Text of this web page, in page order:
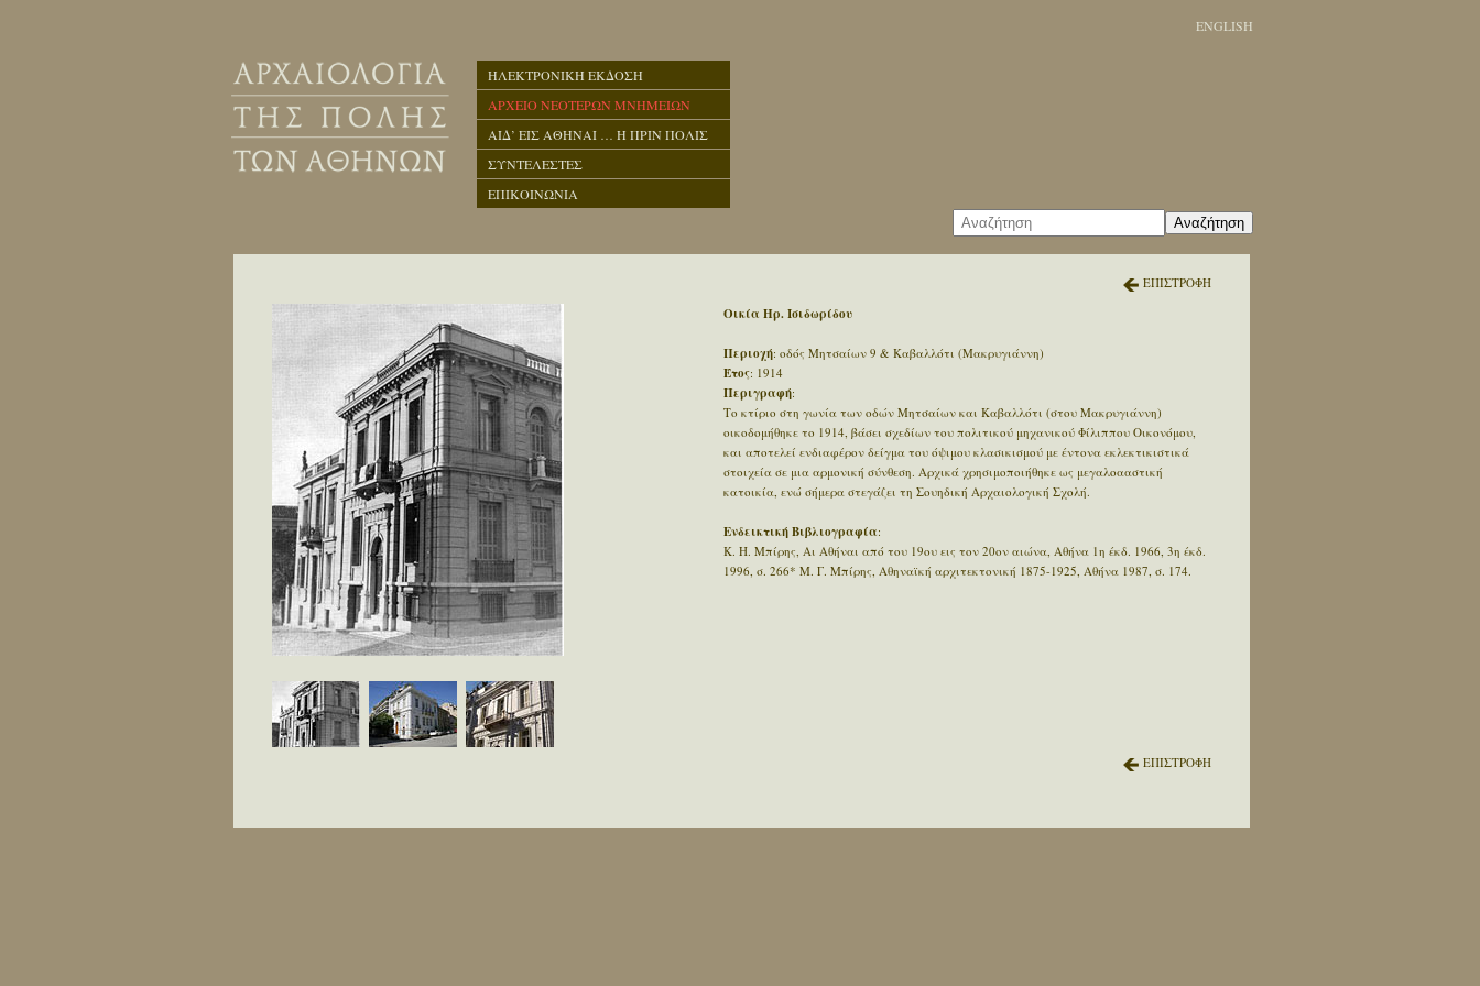
ENGLISH
ΗΛΕΚΤΡΟΝΙΚΗ ΕΚΔΟΣΗ
ΑΡΧΕΙΟ ΝΕΟΤΕΡΩΝ ΜΝΗΜΕΙΩΝ
ΑΙΔ’ ΕΙΣ ΑΘΗΝΑΙ … Η ΠΡΙΝ ΠΟΛΙΣ
ΣΥΝΤΕΛΕΣΤΕΣ
ΕΠΙΚΟΙΝΩΝΙΑ
Αναζήτηση
ΕΠΙΣΤΡΟΦΗ
Οικία Ηρ. Ισιδωρίδου
Περιοχή: οδός Μητσαίων 9 & Καβαλλότι (Μακρυγιάννη)
Έτος: 1914
Περιγραφή:
Το κτίριο στη γωνία των οδών Μητσαίων και Καβαλλότι (στου Μακρυγιάννη)
οικοδομήθηκε το 1914, βάσει σχεδίων του πολιτικού μηχανικού Φίλιππου Οικονόμου,
και αποτελεί ενδιαφέρον δείγμα του όψιμου κλασικισμού με έντονα εκλεκτικιστικά
στοιχεία σε μια αρμονική σύνθεση. Αρχικά χρησιμοποιήθηκε ως μεγαλοααστική
κατοικία, ενώ σήμερα στεγάζει τη Σουηδική Αρχαιολογική Σχολή.
Ενδεικτική Βιβλιογραφία:
Κ. Η. Μπίρης, Αι Αθήναι από του 19ου εις τον 20ον αιώνα, Αθήνα 1η έκδ. 1966, 3η έκδ.
1996, σ. 266* Μ. Γ. Μπίρης, Αθηναϊκή αρχιτεκτονική 1875-1925, Αθήνα 1987, σ. 174.
ΕΠΙΣΤΡΟΦΗ